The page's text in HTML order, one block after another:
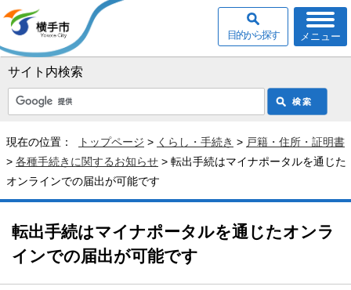
サイト内検索
メニュー
目的から探す
現在の位置： トップページ > くらし・手続き > 戸籍・住所・証明書
> 各種手続きに関するお知らせ > 転出手続はマイナポータルを通じた
オンラインでの届出が可能です
転出手続はマイナポータルを通じたオンラ
インでの届出が可能です